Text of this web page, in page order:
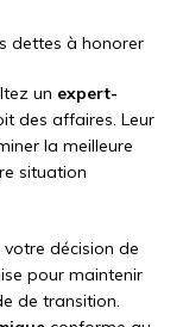
dettes à honorer
un expert-
des affaires. Leur
la meilleure
situation
votre décision de
pour maintenir
de transition.